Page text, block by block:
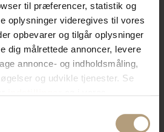
til præferencer, statistik og
oplysninger videregives til vores
opbevarer og tilgår oplysninger
dig målrettede annoncer, levere
annonce- og indholdsmåling,
og udvikle tjenester. Se
fra vores